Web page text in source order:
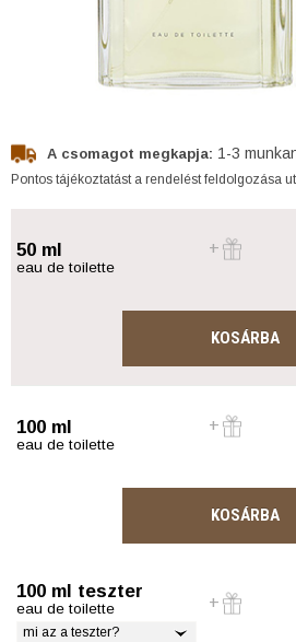
A csomagot megkapja: 1-3
Pontos tájékoztatást a rendelést feldolgozása
50 ml
eau de toilette
KOSÁRBA
100 ml
eau de toilette
KOSÁRBA
100 ml teszter
eau de toilette
mi az a teszter?